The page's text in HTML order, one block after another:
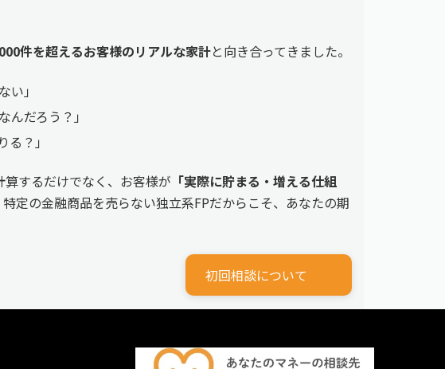
件を超えるお客様のリアルな家計と向き合ってきました。
い」
んだろう？」
る？」
するだけでなく、お客様が 「実際に貯まる・増える仕組
定の金融商品を売らない独立系FPだからこそ、あなたの期
初回相談について